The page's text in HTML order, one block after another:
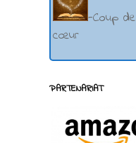
-Coup de
cœur
PARTENARIAT